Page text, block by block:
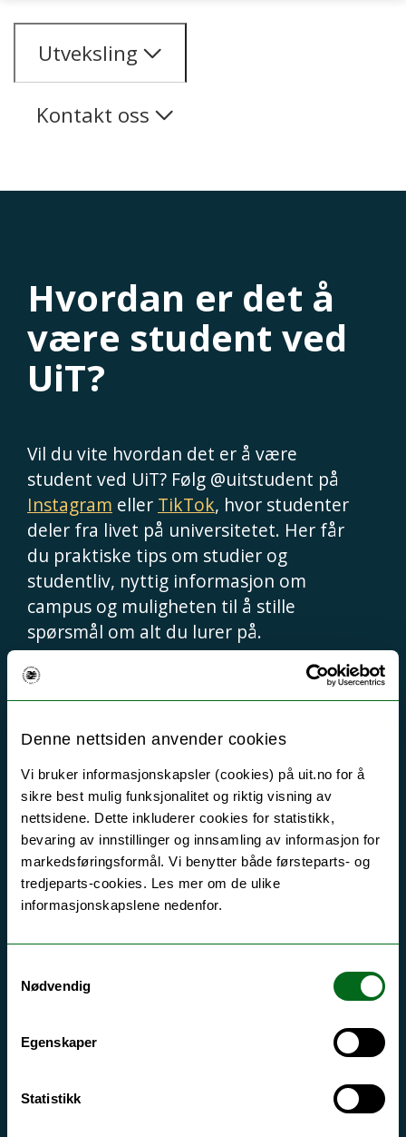
Denne nettsiden anvender cookies
Vi bruker informasjonskapsler (cookies) på uit.no for å
sikre best mulig funksjonalitet og riktig visning av
nettsidene. Dette inkluderer cookies for statistikk,
bevaring av innstillinger og innsamling av informasjon for
markedsføringsformål. Vi benytter både førsteparts- og
tredjeparts-cookies. Les mer om de ulike
informasjonskapslene nedenfor.
Nødvendig
Egenskaper
Statistikk
Utveksling
Kontakt oss
Hvordan er det å
være student ved
UiT?
Vil du vite hvordan det er å være
student ved UiT? Følg @uitstudent på
Instagram eller TikTok, hvor studenter
deler fra livet på universitetet. Her får
du praktiske tips om studier og
studentliv, nyttig informasjon om
campus og muligheten til å stille
spørsmål om alt du lurer på.
For mer informasjon om studietilbud,
forskning og muligheter direkte fra
påInstagramellerTikTok. Her finner
du offisielle oppdateringer og innsikt i
hva universitetet har å tilby.